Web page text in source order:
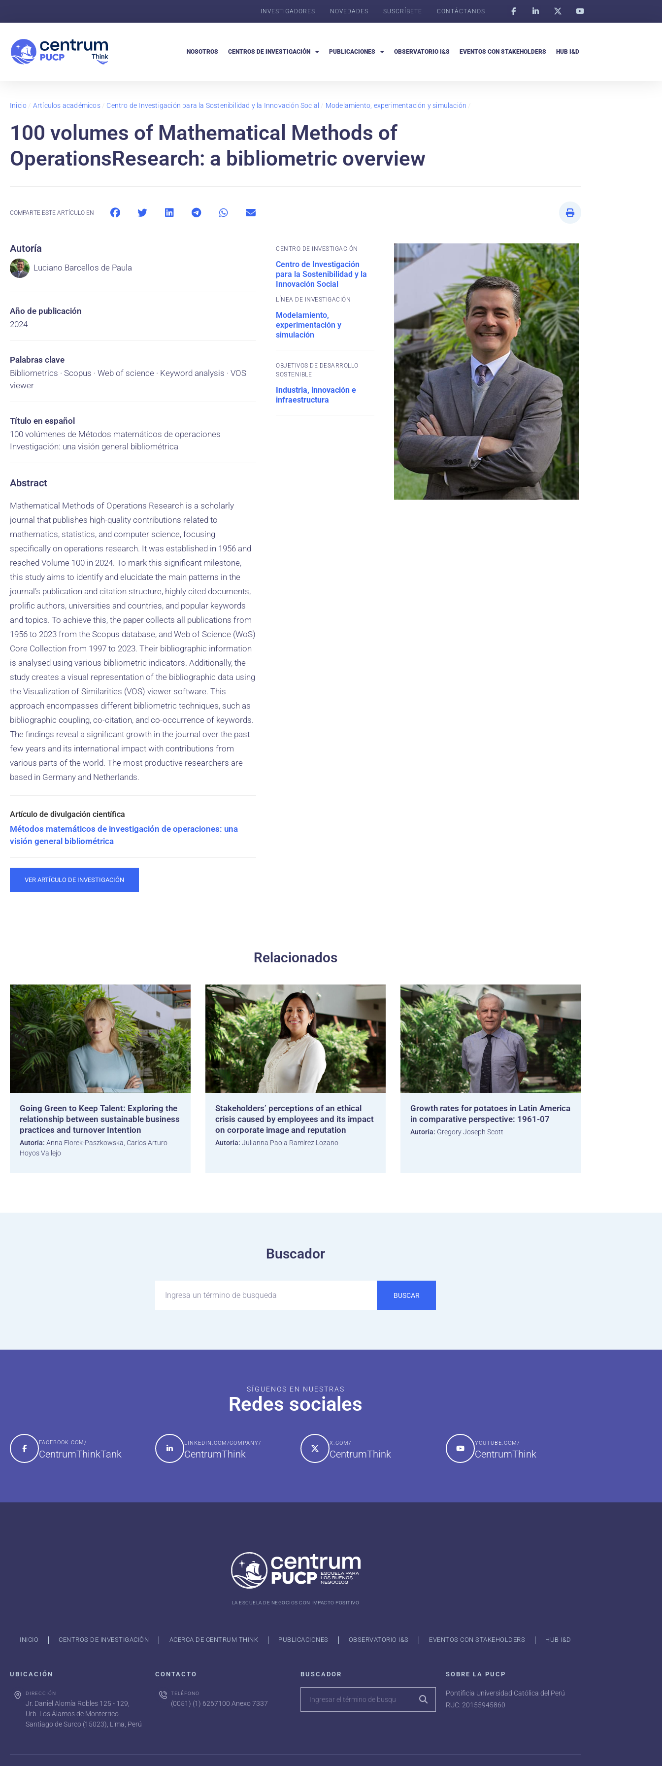
INVESTIGADORES NOVEDADES SUSCRÍBETE CONTÁCTANOS
NOSOTROS CENTROS DE INVESTIGACIÓN PUBLICACIONES OBSERVATORIO I&S EVENTOS CON STAKEHOLDERS HUB I&D
Inicio / Artículos académicos/ Centro de Investigación para la Sostenibilidad y la Innovación Social / Modelamiento, experimentación y simulación /
100 volumes of Mathematical Methods of
OperationsResearch: a bibliometric overview
COMPARTE ESTE ARTÍCULO EN
Autoría
Luciano Barcellos de Paula
Año de publicación
2024
Palabras clave
Bibliometrics · Scopus · Web of science · Keyword analysis · VOS
viewer
Título en español
100 volúmenes de Métodos matemáticos de operaciones
Investigación: una visión general bibliométrica
Abstract
Mathematical Methods of Operations Research is a scholarly
journal that publishes high-quality contributions related to
mathematics, statistics, and computer science, focusing
specifically on operations research. It was established in 1956 and
reached Volume 100 in 2024. To mark this significant milestone,
this study aims to identify and elucidate the main patterns in the
journal’s publication and citation structure, highly cited documents,
prolific authors, universities and countries, and popular keywords
and topics. To achieve this, the paper collects all publications from
1956 to 2023 from the Scopus database, and Web of Science (WoS)
Core Collection from 1997 to 2023. Their bibliographic information
is analysed using various bibliometric indicators. Additionally, the
study creates a visual representation of the bibliographic data using
the Visualization of Similarities (VOS) viewer software. This
approach encompasses different bibliometric techniques, such as
bibliographic coupling, co-citation, and co-occurrence of keywords.
The findings reveal a significant growth in the journal over the past
few years and its international impact with contributions from
various parts of the world. The most productive researchers are
based in Germany and Netherlands.
Métodos matemáticos de investigación de operaciones: una
visión general bibliométrica
VER ARTÍCULO DE INVESTIGACIÓN
CENTRO DE INVESTIGACIÓN
Centro de Investigación
para la Sostenibilidad y la
Innovación Social
Modelamiento,
experimentación y
simulación
OBJETIVOS DE DESARROLLO
SOSTENIBLE
Industria, innovación e
infraestructura
Relacionados
Going Green to Keep Talent: Exploring the
relationship between sustainable business
practices and turnover Intention
Autoría: Anna Florek-Paszkowska, Carlos Arturo
Hoyos Vallejo
Stakeholders’ perceptions of an ethical
crisis caused by employees and its impact
on corporate image and reputation
Autoría: Julianna Paola Ramírez Lozano
Growth rates for potatoes in Latin America
in comparative perspective: 1961-07
Autoría: Gregory Joseph Scott
Buscador
BUSCAR
SÍGUENOS EN NUESTRAS
Redes sociales
FACEBOOK.COM/
CentrumThinkTank
LINKEDIN.COM/COMPANY/
CentrumThink
X.COM/
CentrumThink
YOUTUBE.COM/
CentrumThink
LA ESCUELA DE NEGOCIOS CON IMPACTO POSITIVO
INICIO CENTROS DE INVESTIGACIÓN ACERCA DE CENTRUM THINK PUBLICACIONES OBSERVATORIO I&S EVENTOS CON STAKEHOLDERS HUB I&D
UBICACIÓN
DIRECCIÓN
Jr. Daniel Alomía Robles 125 - 129,
Urb. Los Álamos de Monterrico
Santiago de Surco (15023), Lima, Perú
CONTACTO
TELÉFONO
(0051) (1) 6267100 Anexo 7337
BUSCADOR SOBRE LA PUCP
Pontificia Universidad Católica del Perú
RUC: 20155945860